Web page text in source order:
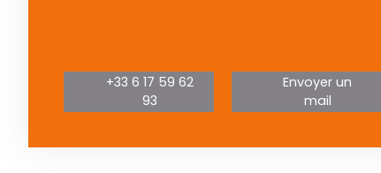
+33 6 17 59 62
93
Envoyer un
mail